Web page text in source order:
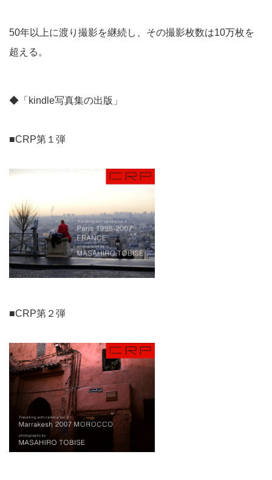
50年以上に渡り撮影を継続し、その撮影枚数は10万枚を
超える。
◆「kindle写真集の出版」
■CRP第１弾
■CRP第２弾